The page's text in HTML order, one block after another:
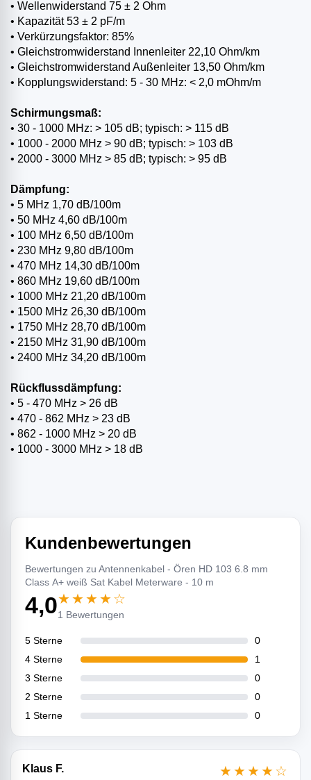
• Wellenwiderstand 75 ± 2 Ohm
• Kapazität 53 ± 2 pF/m
• Verkürzungsfaktor: 85%
• Gleichstromwiderstand Innenleiter 22,10 Ohm/km
• Gleichstromwiderstand Außenleiter 13,50 Ohm/km
• Kopplungswiderstand: 5 - 30 MHz: < 2,0 mOhm/m
Schirmungsmaß:
• 30 - 1000 MHz: > 105 dB; typisch: > 115 dB
• 1000 - 2000 MHz > 90 dB; typisch: > 103 dB
• 2000 - 3000 MHz > 85 dB; typisch: > 95 dB
Dämpfung:
• 5 MHz 1,70 dB/100m
• 50 MHz 4,60 dB/100m
• 100 MHz 6,50 dB/100m
• 230 MHz 9,80 dB/100m
• 470 MHz 14,30 dB/100m
• 860 MHz 19,60 dB/100m
• 1000 MHz 21,20 dB/100m
• 1500 MHz 26,30 dB/100m
• 1750 MHz 28,70 dB/100m
• 2150 MHz 31,90 dB/100m
• 2400 MHz 34,20 dB/100m
Rückflussdämpfung:
• 5 - 470 MHz > 26 dB
• 470 - 862 MHz > 23 dB
• 862 - 1000 MHz > 20 dB
• 1000 - 3000 MHz > 18 dB
Kundenbewertungen
Bewertungen zu Antennenkabel - Ören HD 103 6.8 mm
Class A+ weiß Sat Kabel Meterware - 10 m
4,0★★★★☆
1 Bewertungen
5 Sterne
0
4 Sterne
1
3 Sterne
0
2 Sterne
0
1 Sterne
0
Klaus F. ★★★★☆